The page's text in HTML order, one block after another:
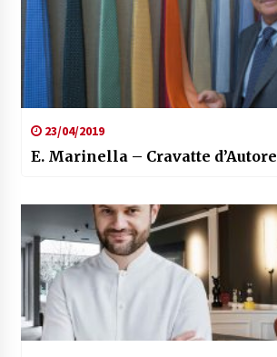
23/04/2019
E. Marinella – Cravatte d’Autore